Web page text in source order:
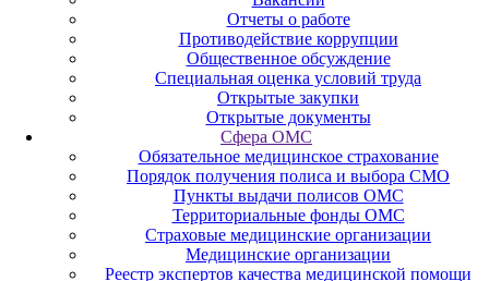
Отчеты о работе
Противодействие коррупции
Общественное обсуждение
Специальная оценка условий труда
Открытые закупки
Открытые документы
Сфера ОМС
Обязательное медицинское страхование
Порядок получения полиса и выбора СМО
Пункты выдачи полисов ОМС
Территориальные фонды ОМС
Страховые медицинские организации
Медицинские организации
Реестр экспертов качества медицинской помощи